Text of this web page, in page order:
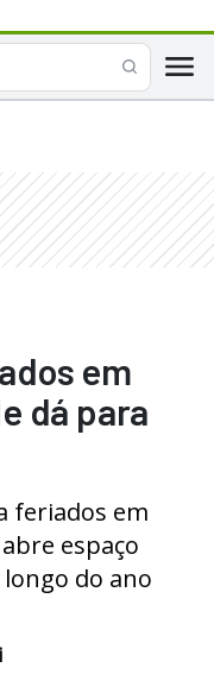
em
dá para
feriados em
espaço
do ano